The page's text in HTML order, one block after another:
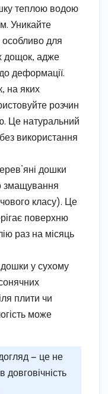
теплою водою
Уникайте
для
дощок, адже
деформації.
на яких
розчин
Це натуральний
використання
дошки
змащування
класу). Це
поверхню
раз на місяць
дошки у сухому
плити чи
може
— це не
довговічність